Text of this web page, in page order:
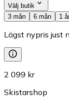
Välj butik
3 mån
6 mån 1
Lägst nypris just
2 099 kr
Skistarshop